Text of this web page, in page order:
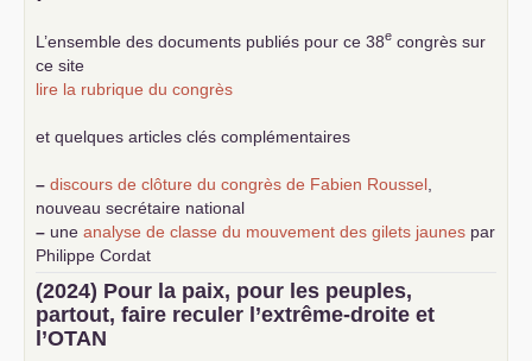
L’ensemble des documents publiés pour ce 38e congrès sur
ce site
lire la rubrique du congrès
et quelques articles clés complémentaires
– discours de clôture du congrès de Fabien Roussel
nouveau secrétaire national
– une analyse de classe du mouvement des gilets jaunes par
Philippe Cordat
–
un texte de Jean-Claude Delaunay
le marxisme est la
science sociale de notre temps
–un appel proposé aux partis communistes et ouvrier
d’Europe
(2024) Pour la paix, pour les peuples,
partout, faire reculer l’extrême-droite et
l’OTAN